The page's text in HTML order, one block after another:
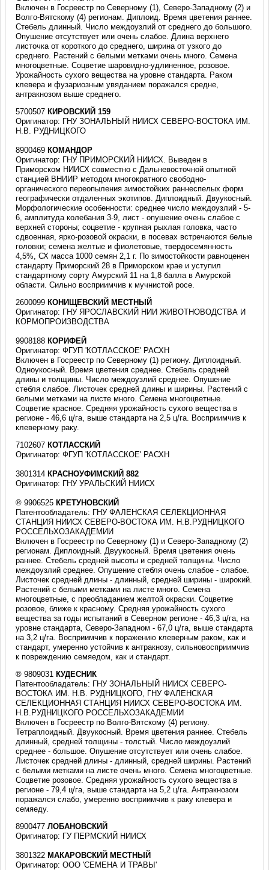
Включен в Госреестр по Северному (1), Северо-Западному (2) и
Волго-Вятскому (4) регионам. Диплоид. Время цветения раннее.
Стебель длинный. Число междоузлий от среднего до большого.
Опушение отсутствует или очень слабое. Длина верхнего
листочка от короткого до среднего, ширина от узкого до
среднего. Растений с белыми метками очень много. Семена
многоцветные. Соцветие шаровидно-удлиненное, розовое.
Урожайность сухого вещества на уровне стандарта. Раком
клевера и фузариозным увяданием поражался средне,
антракнозом выше среднего.
5700507 КИРОВСКИЙ 159
Оригинатор: ГНУ ЗОНАЛЬНЫЙ НИИСХ СЕВЕРО-ВОСТОКА ИМ.
Н.В. РУДНИЦКОГО
8900469 КОМАНДОР
Оригинатор: ГНУ ПРИМОРСКИЙ НИИСХ. Выведен в
Приморском НИИСХ совместно с Дальневосточной опытной
станцией ВНИИР методом многократного свободно-
органического переопыления зимостойких раннеспелых форм
географически отдаленных экотипов. Диплоидный. Двуукосный.
Морфологические особенности: среднее число междоузлий - 5-
6, амплитуда колебания 3-9, лист - опушение очень слабое с
верхней стороны; соцветие - крупная рыхлая головка, часто
сдвоенная, ярко-розовой окраски, в посевах встречаются белые
головки; семена желтые и фиолетовые, твердосемянность
4,5%, СХ масса 1000 семян 2,1 г. По зимостойкости равноценен
стандарту Приморский 28 в Приморском крае и уступил
стандартному сорту Амурский 11 на 1,8 балла в Амурской
области. Сильно восприимчив к мучнистой росе.
2600099 КОНИЩЕВСКИЙ МЕСТНЫЙ
Оригинатор: ГНУ ЯРОСЛАВСКИЙ НИИ ЖИВОТНОВОДСТВА И
КОРМОПРОИЗВОДСТВА
9908188 КОРИФЕЙ
Оригинатор: ФГУП 'КОТЛАССКОЕ' РАСХН
Включен в Госреестр по Северному (1) региону. Диплоидный.
Одноукосный. Время цветения среднее. Стебель средней
длины и толщины. Число междоузлий среднее. Опушение
стебля слабое. Листочек средней длины и ширины. Растений с
белыми метками на листе много. Семена многоцветные.
Соцветие красное. Средняя урожайность сухого вещества в
регионе - 46,6 ц/га, выше стандарта на 2,5 ц/га. Восприимчив к
клеверному раку.
7102607 КОТЛАССКИЙ
Оригинатор: ФГУП 'КОТЛАССКОЕ' РАСХН
3801314 КРАСНОУФИМСКИЙ 882
Оригинатор: ГНУ УРАЛЬСКИЙ НИИСХ
® 9906525 КРЕТУНОВСКИЙ
Патентообладатель: ГНУ ФАЛЕНСКАЯ СЕЛЕКЦИОННАЯ
СТАНЦИЯ НИИСХ СЕВЕРО-ВОСТОКА ИМ. Н.В.РУДНИЦКОГО
РОССЕЛЬХОЗАКАДЕМИИ
Включен в Госреестр по Северному (1) и Северо-Западному (2)
регионам. Диплоидный. Двуукосный. Время цветения очень
раннее. Стебель средней высоты и средней толщины. Число
междоузлий среднее. Опушение стебля очень слабое - слабое.
Листочек средней длины - длинный, средней ширины - широкий.
Растений с белыми метками на листе много. Семена
многоцветные, с преобладанием желтой окраски. Соцветие
розовое, ближе к красному. Средняя урожайность сухого
вещества за годы испытаний в Северном регионе - 46,3 ц/га, на
уровне стандарта, Северо-Западном - 67,0 ц/га, выше стандарта
на 3,2 ц/га. Восприимчив к поражению клеверным раком, как и
стандарт, умеренно устойчив к антракнозу, сильновосприимчив
к повреждению семяедом, как и стандарт.
® 9809031 КУДЕСНИК
Патентообладатель: ГНУ ЗОНАЛЬНЫЙ НИИСХ СЕВЕРО-
ВОСТОКА ИМ. Н.В. РУДНИЦКОГО, ГНУ ФАЛЕНСКАЯ
СЕЛЕКЦИОННАЯ СТАНЦИЯ НИИСХ СЕВЕРО-ВОСТОКА ИМ.
Н.В.РУДНИЦКОГО РОССЕЛЬХОЗАКАДЕМИИ
Включен в Госреестр по Волго-Вятскому (4) региону.
Тетраплоидный. Двуукосный. Время цветения раннее. Стебель
длинный, средней толщины - толстый. Число междоузлий
среднее - большое. Опушение отсутствует или очень слабое.
Листочек средней длины - длинный, средней ширины. Растений
с белыми метками на листе очень много. Семена многоцветные.
Соцветие розовое. Средняя урожайность сухого вещества в
регионе - 79,4 ц/га, выше стандарта на 5,2 ц/га. Антракнозом
поражался слабо, умеренно восприимчив к раку клевера и
семяеду.
8900477ЛОБАНОВСКИЙ
Оригинатор: ГУ ПЕРМСКИЙ НИИСХ
3801322 МАКАРОВСКИЙ МЕСТНЫЙ
Оригинатор: ООО 'СЕМЕНА И ТРАВЫ'